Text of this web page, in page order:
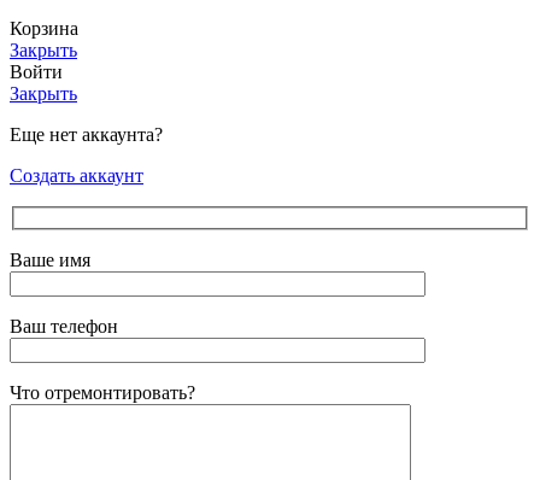
Корзина
Закрыть
Войти
Закрыть
Еще нет аккаунта?
Создать аккаунт
Ваше имя
Ваш телефон
Что отремонтировать?